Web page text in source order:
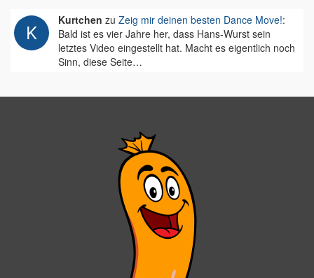
Kurtchen zu Zeig mir deinen besten Dance Move!:
Bald ist es vier Jahre her, dass Hans-Wurst sein
letztes Video eingestellt hat. Macht es eigentlich noch
Sinn, diese Seite…